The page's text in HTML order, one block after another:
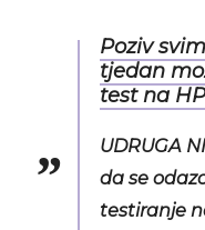
Poziv
tjedan
test na
UDRUGA
da se
testiranje